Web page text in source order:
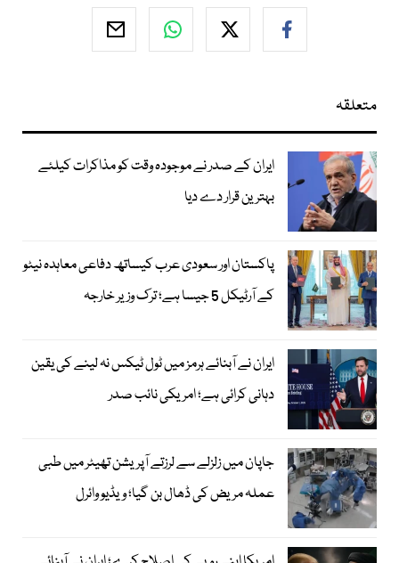
متعلقہ
ایران کے صدر نے موجودہ وقت کو مذاکرات کیلئے
بہترین قرار دے دیا
پاکستان اور سعودی عرب کیساتھ دفاعی معاہدہ نیٹو
کے آرٹیکل 5 جیسا ہے؛ ترک وزیر خارجہ
ایران نے آبنائے ہرمز میں ٹول ٹیکس نہ لینے کی یقین
دہانی کرائی ہے؛ امریکی نائب صدر
جاپان میں زلزلے سے لرزتے آپریشن تھیٹر میں طبی
عملہ مریض کی ڈھال بن گیا؛ ویڈیو وائرل